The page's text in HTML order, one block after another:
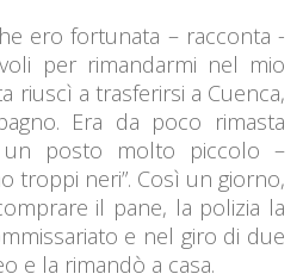
ero fortunata – racconta -
per rimandarmi nel mio
riuscì a trasferirsi a Cuenca,
Era da poco rimasta
un posto molto piccolo –
troppi neri”. Così un giorno,
il pane, la polizia la
e nel giro di due
e la rimandò a casa.